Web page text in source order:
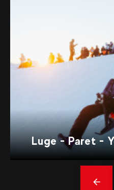
Luge - Paret -